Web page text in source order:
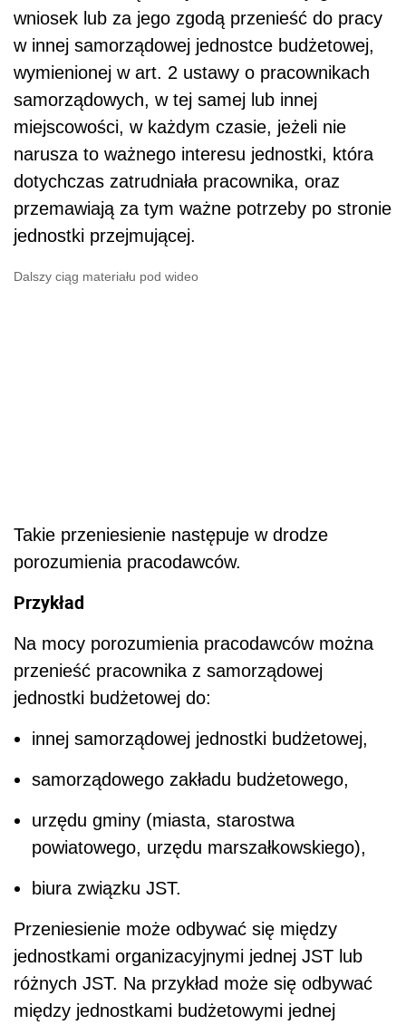
wniosek lub za jego zgodą przenieść do pracy
w innej samorządowej jednostce budżetowej,
wymienionej w art. 2 ustawy o pracownikach
samorządowych, w tej samej lub innej
miejscowości, w każdym czasie, jeżeli nie
narusza to ważnego interesu jednostki, która
dotychczas zatrudniała pracownika, oraz
przemawiają za tym ważne potrzeby po stronie
jednostki przejmującej.
Dalszy ciąg materiału pod wideo
Takie przeniesienie następuje w drodze
porozumienia pracodawców.
Przykład
Na mocy porozumienia pracodawców można
przenieść pracownika z samorządowej
jednostki budżetowej do:
innej samorządowej jednostki budżetowej,
samorządowego zakładu budżetowego,
urzędu gminy (miasta, starostwa
powiatowego, urzędu marszałkowskiego),
biura związku JST.
Przeniesienie może odbywać się między
jednostkami organizacyjnymi jednej JST lub
różnych JST. Na przykład może się odbywać
między jednostkami budżetowymi jednej